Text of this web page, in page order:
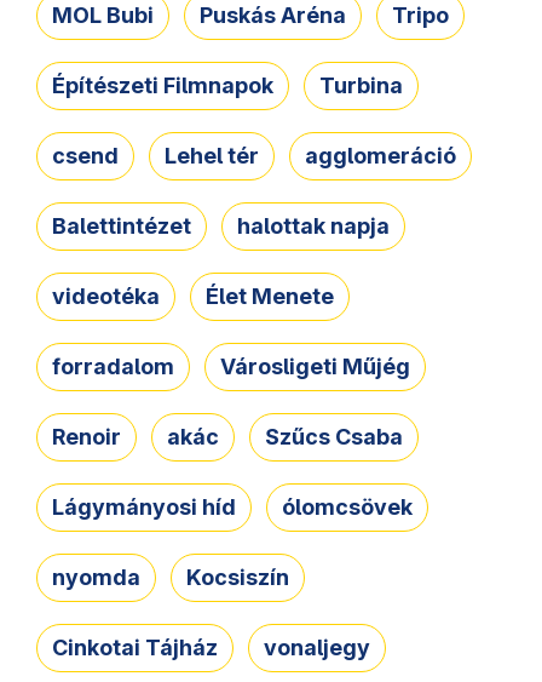
MOL Bubi Puskás Aréna Tripo
Építészeti Filmnapok Turbina
csend Lehel tér agglomeráció
Balettintézet halottak napja
videotéka Élet Menete
forradalom Városligeti Műjég
Renoir akác Szűcs Csaba
Lágymányosi híd ólomcsövek
nyomda Kocsiszín
Cinkotai Tájház vonaljegy